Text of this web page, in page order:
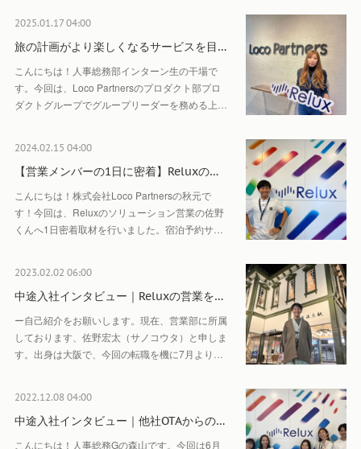
2025.01.17 04:00
旅の計画がより楽しくなるサービスを目…
こんにちは！人事総務部インターン生の干場で
す。今回は、Loco Partnersのプロダクト部プロ
ダクトグループでグループリーダーを務める上…
2024.02.15 04:00
【営業メンバーの1日に密着】Reluxの…
こんにちは！株式会社Loco Partnersの秋元で
す！今回は、Reluxのソリューション営業の佐野
くんへ1日密着取材を行いました。宿泊予約サ…
2023.02.02 06:00
中途入社インタビュー｜Reluxの営業を…
ー自己紹介をお願いします。現在、営業部に所属
しております、佐野宏太（サノコウタ）と申しま
す。出身は大阪で、今回の転職を機に7月より…
2022.12.08 04:00
中途入社インタビュー｜他社OTAからの…
こんにちは！人事総務Gの森山です。今回は6月